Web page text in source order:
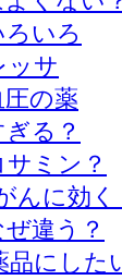
いろ
ッサ
の薬
る？
ミン？
んに効く
違う？
品にした